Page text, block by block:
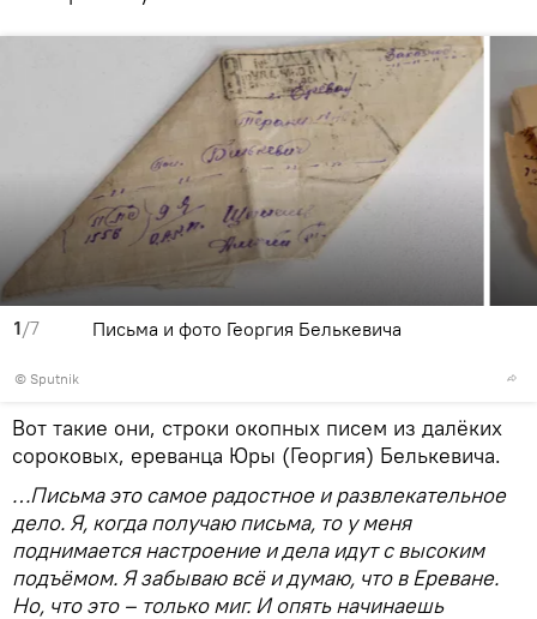
1/7
© Sputnik
Письма и фото Георгия Белькевича
Вот такие они, строки окопных писем из далёких
сороковых, ереванца Юры (Георгия) Белькевича.
…Письма это самое радостное и развлекательное
дело. Я, когда получаю письма, то у меня
поднимается настроение и дела идут с высоким
подъёмом. Я забываю всё и думаю, что в Ереване.
Но, что это – только миг. И опять начинаешь